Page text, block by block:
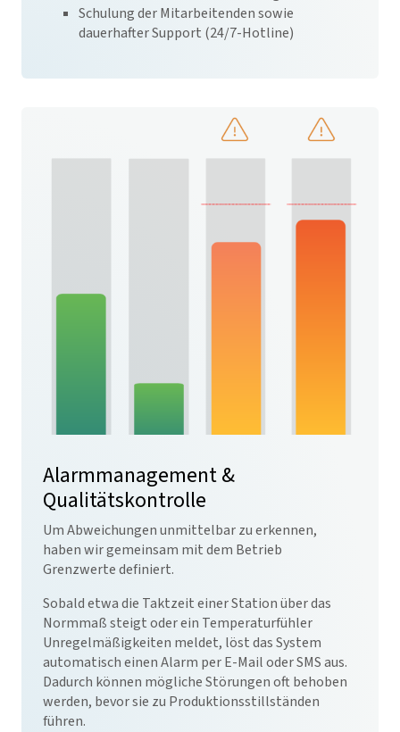
Schulung der Mitarbeitenden sowie
dauerhafter Support (24/7-Hotline)
Alarmmanagement &
Qualitätskontrolle
Um Abweichungen unmittelbar zu erkennen,
haben wir gemeinsam mit dem Betrieb
Grenzwerte definiert.
Sobald etwa die Taktzeit einer Station über das
Normmaß steigt oder ein Temperaturfühler
Unregelmäßigkeiten meldet, löst das System
automatisch einen Alarm per E-Mail oder SMS aus.
Dadurch können mögliche Störungen oft behoben
werden, bevor sie zu Produktionsstillständen
führen.